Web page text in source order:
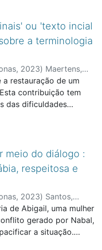
de forma
de
metodológico
do autor, ora
professor e
bem como
pertinentes para
a partir da própria
mais recentemente
diferenças, é possível
em contextos
ou 'texto incial
a terminologia
, 2023) Maertens,
Educação e
restauração de um
contribuição tem
das dificuldades
e “textos
textual, e à adoção
meio do diálogo :
respeitosa e
, 2023) Santos,
de Ciências
de Abigail, uma mulher
gerado por Nabal,
a situação.
postura destemida,